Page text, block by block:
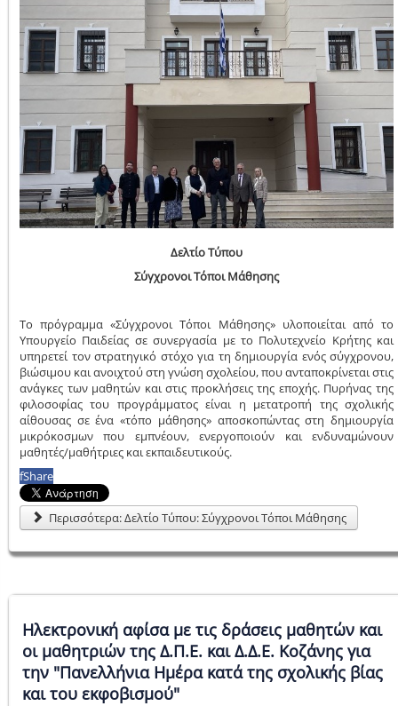
Δελτίο Τύπου
Σύγχρονοι Τόποι Μάθησης
Το πρόγραμμα «Σύγχρονοι Τόποι Μάθησης» υλοποιείται από το
Υπουργείο Παιδείας σε συνεργασία με το Πολυτεχνείο Κρήτης και
υπηρετεί τον στρατηγικό στόχο για τη δημιουργία ενός σύγχρονου,
βιώσιμου και ανοιχτού στη γνώση σχολείου, που ανταποκρίνεται στις
ανάγκες των μαθητών και στις προκλήσεις της εποχής. Πυρήνας της
φιλοσοφίας του προγράμματος είναι η μετατροπή της σχολικής
αίθουσας σε ένα «τόπο μάθησης» αποσκοπώντας στη δημιουργία
μικρόκοσμων που εμπνέουν, ενεργοποιούν και ενδυναμώνουν
μαθητές/μαθήτριες και εκπαιδευτικούς.
fShare
Περισσότερα: Δελτίο Τύπου: Σύγχρονοι Τόποι Μάθησης
Ηλεκτρονική αφίσα με τις δράσεις μαθητών και
οι μαθητριών της Δ.Π.Ε. και Δ.Δ.Ε. Κοζάνης για
την "Πανελλήνια Ημέρα κατά της σχολικής βίας
και του εκφοβισμού"